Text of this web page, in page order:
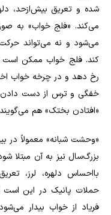
شده و تعریق بیش‌ازحد،
می‌کند. «فلج خواب» به
می‌شود و نه می‌تواند
کند. فلج خواب ممکن است
رخ دهد و در چرخه خواب
خفگی و ترس از دست دادن
«افتادن بختک» هم
«وحشت شبانه» معمولاً در
بزرگ‌سال نیز به آن مبتلا
بااحساس دلهره، لرز،
حملات پانیک در این است
فریاد از خواب بیدار